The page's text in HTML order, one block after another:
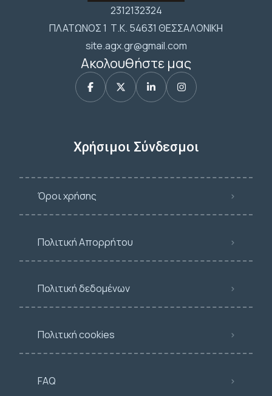
2312132324
ΠΛΑΤΩΝΟΣ 1 Τ.Κ. 54631 ΘΕΣΣΑΛΟΝΙΚΗ
site.agx.gr@gmail.com
Ακολουθήστε μας
Χρήσιμοι Σύνδεσμοι
Όροι χρήσης
Πολιτική Απορρήτου
Πολιτική δεδομένων
Πολιτική cookies
FAQ